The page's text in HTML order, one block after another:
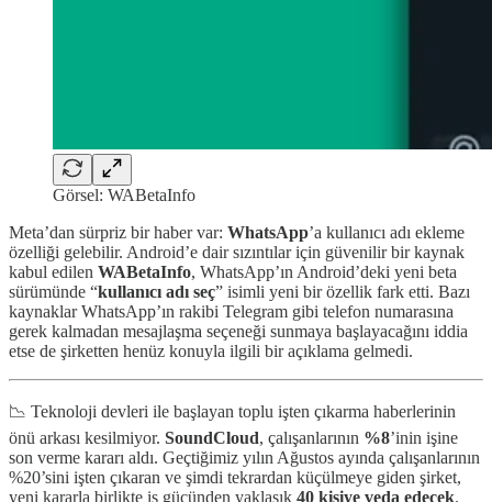
Görsel: WABetaInfo
Meta’dan sürpriz bir haber var: WhatsApp’a kullanıcı adı ekleme
özelliği gelebilir. Android’e dair sızıntılar için güvenilir bir kaynak
kabul edilen WABetaInfo, WhatsApp’ın Android’deki yeni beta
sürümünde “kullanıcı adı seç” isimli yeni bir özellik fark etti. Bazı
kaynaklar WhatsApp’ın rakibi Telegram gibi telefon numarasına
gerek kalmadan mesajlaşma seçeneği sunmaya başlayacağını iddia
etse de şirketten henüz konuyla ilgili bir açıklama gelmedi.
📉 Teknoloji devleri ile başlayan toplu işten çıkarma haberlerinin
önü arkası kesilmiyor. SoundCloud, çalışanlarının %8’inin işine
son verme kararı aldı. Geçtiğimiz yılın Ağustos ayında çalışanlarının
%20’sini işten çıkaran ve şimdi tekrardan küçülmeye giden şirket,
yeni kararla birlikte iş gücünden yaklaşık 40 kişiye veda edecek.